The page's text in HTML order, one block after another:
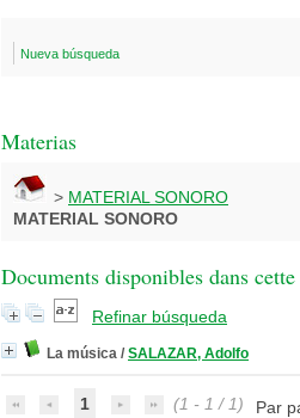
Nueva búsqueda
Materias
> MATERIAL SONORO
MATERIAL SONORO
Documents disponibles dans
Refinar búsqueda
La música / SALAZAR, Adolfo
1 (1 - 1 / 1) Par